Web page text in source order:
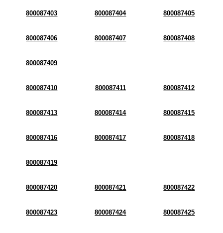
800087403 800087404 800087405
800087406 800087407 800087408
800087409
800087410 800087411 800087412
800087413 800087414 800087415
800087416 800087417 800087418
800087419
800087420 800087421 800087422
800087423 800087424 800087425